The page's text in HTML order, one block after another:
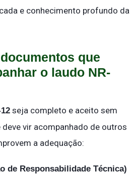
e conhecimento profundo da
que
o laudo NR-
seja completo e aceito sem
vir acompanhado de outros
a adequação:
de Responsabilidade Técnica)